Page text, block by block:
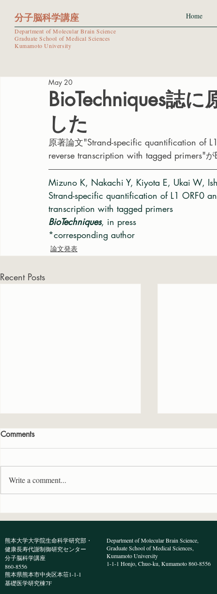
分子脳科学講座
Department of Molecular Brain Science
Graduate School of Medical Sciences
Kumamoto University
Home
BioTechniques誌
した
May 20
原著論文"Strand-specific quantification of
reverse transcription with tagged primers"
Mizuno K, Nakachi Y, Kiyota E, Ukai W,
Strand-specific quantification of L1 ORF0
transcription with tagged primers
BioTechniques, in press
*corresponding author
論文発表
Recent Posts
著論文が受理されました
た
Comments
Write a comment...
熊本大学大学院生命科学研究部・
健康長寿代謝制御研究センター
分子脳科学講座
860-8556
熊本県熊本市中央区本荘1-1-1
​基礎医学研究棟7F
Department of Molecular Brain Science,
Graduate School of Medical Sciences,
Kumamoto University
1-1-1 Honjo, Chuo-ku, Kumamoto 860-8556